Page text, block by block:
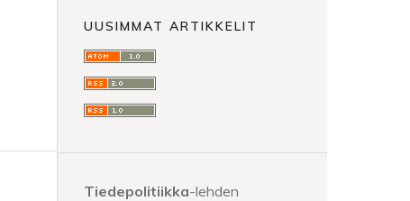
UUSIMMAT ARTIKKELIT
Tiedepolitiikka-lehden